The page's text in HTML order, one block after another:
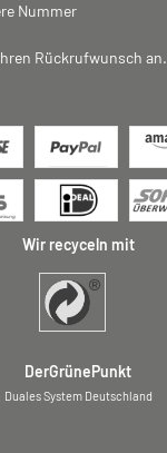
Nummer
Rückrufwunsch an.
Wir recyceln mit
DerGrünePunkt
Duales System Deutschland